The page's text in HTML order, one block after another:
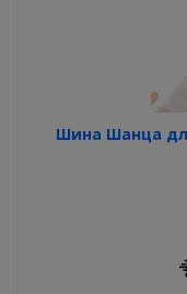
Шина Шанца